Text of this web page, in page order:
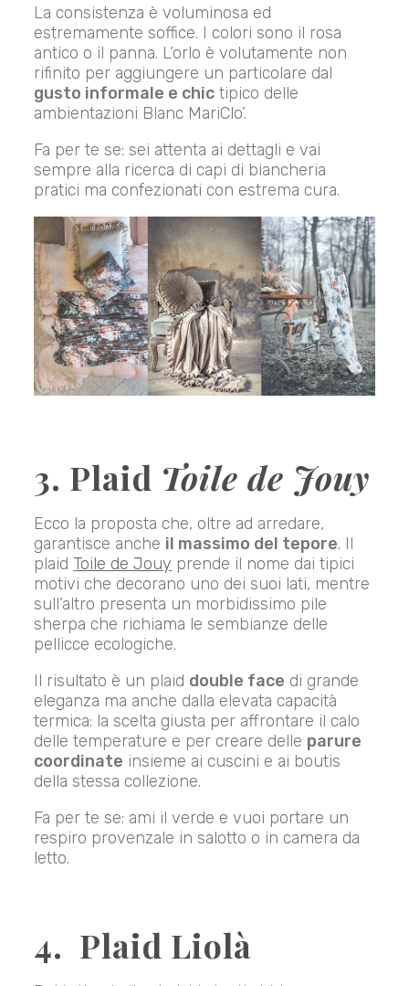
La consistenza è voluminosa ed
estremamente soffice. I colori sono il rosa
antico o il panna. L’orlo è volutamente non
rifinito per aggiungere un particolare dal
gusto informale e chic tipico delle
ambientazioni Blanc MariClo’.
Fa per te se: sei attenta ai dettagli e vai
sempre alla ricerca di capi di biancheria
pratici ma confezionati con estrema cura.
3. Plaid Toile de Jouy
Ecco la proposta che, oltre ad arredare,
garantisce anche il massimo del tepore. Il
plaid Toile de Jouy prende il nome dai tipici
motivi che decorano uno dei suoi lati, mentre
sull’altro presenta un morbidissimo pile
sherpa che richiama le sembianze delle
pellicce ecologiche.
Il risultato è un plaid double face di grande
eleganza ma anche dalla elevata capacità
termica: la scelta giusta per affrontare il calo
delle temperature e per creare delle parure
coordinate insieme ai cuscini e ai boutis
della stessa collezione.
Fa per te se: ami il verde e vuoi portare un
respiro provenzale in salotto o in camera da
letto.
4. Plaid Liolà